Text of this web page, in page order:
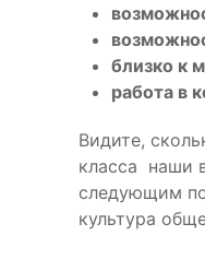
близко к
работа в
Видите,
класса наши
следующим
культура